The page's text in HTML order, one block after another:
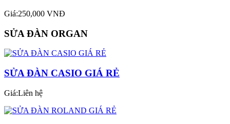
Giá:250,000 VNĐ
SỬA ĐÀN ORGAN
SỬA ĐÀN CASIO GIÁ RẺ
Giá:Liên hệ